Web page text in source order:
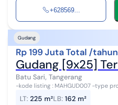
+628569...
Gudang
Rp 199 Juta Total /tahun
Batu Sari, Tangerang
-kode listing : MAHGUD007 -type property : Sewa -sertifikasi : SHM -
LT: 225 m²LB: 162 m²